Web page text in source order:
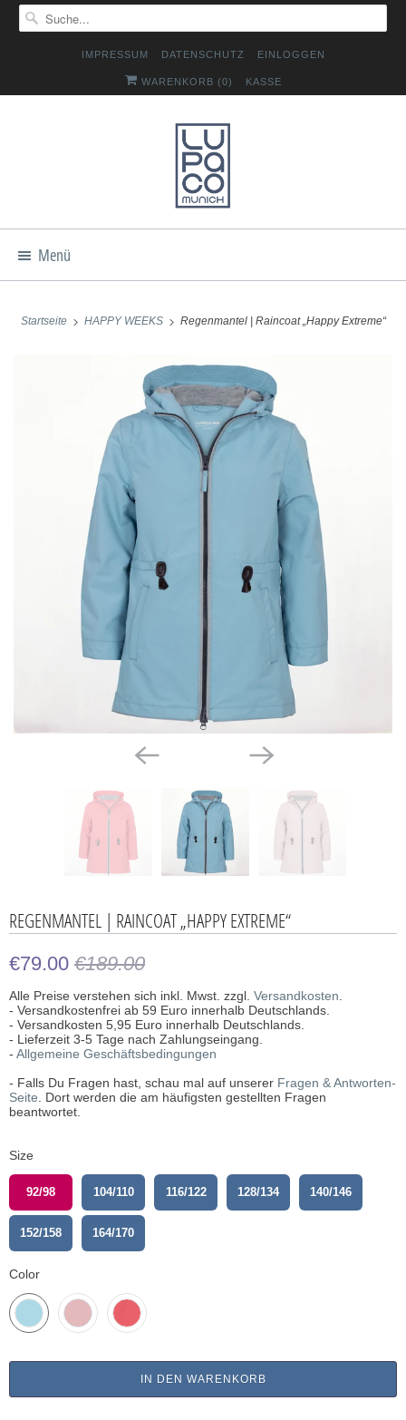
IMPRESSUM DATENSCHUTZ EINLOGGEN
WARENKORB (0) KASSE
Menü
Startseite HAPPY WEEKS Regenmantel | Raincoat „Happy Extreme“
REGENMANTEL | RAINCOAT „HAPPY EXTREME“
€79.00 €189.00
Alle Preise verstehen sich inkl. Mwst. zzgl. Versandkosten.
- Versandkostenfrei ab 59 Euro innerhalb Deutschlands.
- Versandkosten 5,95 Euro innerhalb Deutschlands.
- Lieferzeit 3-5 Tage nach Zahlungseingang.
- Allgemeine Geschäftsbedingungen
- Falls Du Fragen hast, schau mal auf unserer Fragen & Antworten-
Seite. Dort werden die am häufigsten gestellten Fragen
beantwortet.
Size
92/98 104/110 116/122 128/134 140/146
152/158 164/170
Color
IN DEN WARENKORB